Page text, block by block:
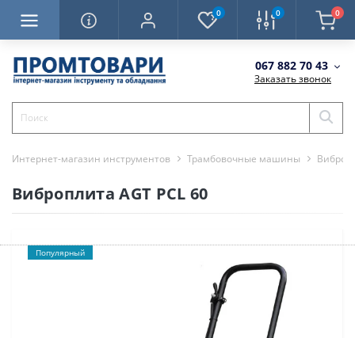
0 0 0
067 882 70 43
Заказать звонок
Интернет-магазин инструментов Трамбовочные машины
Виброплита AGT PCL 60
Популярный